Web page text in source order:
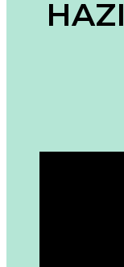
Ürün fiyatı diğer
Bu ürüne benzer